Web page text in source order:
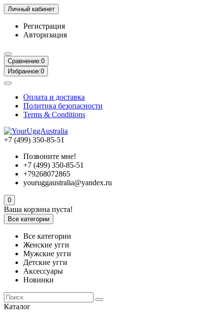
Личный кабинет
Регистрация
Авторизация
Сравнение:0
Избранное:0
Оплата и доставка
Политика безопасности
Terms & Conditions
+7 (499) 350-85-51
Позвоните мне!
+7 (499) 350-85-51
+79268072865
youruggaustralia@yandex.ru
0
Ваша корзина пуста!
Все категории
Все категории
Женские угги
Мужские угги
Детские угги
Аксессуары
Новинки
Каталог